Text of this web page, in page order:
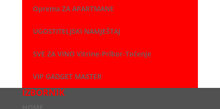
Oprema ZA APARTMANE
UGOSTITELJSKI NAMJEŠTAJ
SVE ZA VINO Vitrine-Pribor-Točenje
VIP GADGET MASTER
IZBORNIK